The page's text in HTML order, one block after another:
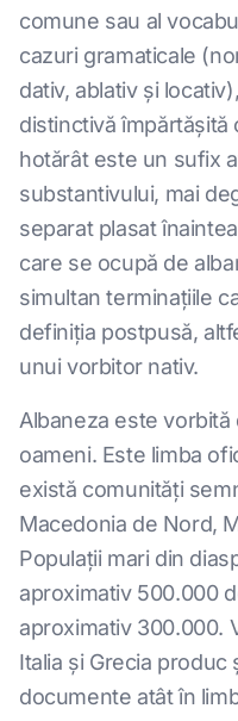
comune sau al
cazuri gramaticale
dativ, ablativ și
distinctivă împărtășită
hotărât este un sufix
substantivului, mai
separat plasat
care se ocupă de
simultan terminațiile
definiția postpusă,
unui vorbitor nativ.
Albaneza este
oameni. Este limba
există comunități
Macedonia de Nord,
Populații mari din
aproximativ 500.000
aproximativ 300.000.
Italia și Grecia
documente atât în